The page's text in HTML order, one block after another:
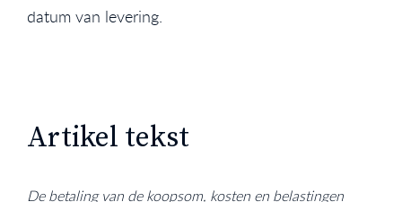
datum van levering.
Artikel tekst
De betaling van de koopsom, kosten en belastingen